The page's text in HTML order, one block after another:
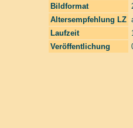
Bildformat
Altersempfehlung LZ
Laufzeit
Veröffentlichung